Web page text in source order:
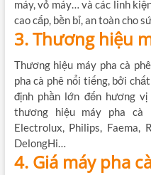
máy, vỏ máy… và các linh
cao cấp, bền bỉ, an toàn cho
3. Thương hiệu
Thương hiệu máy pha cà
pha cà phê nổi tiếng, bởi
định phần lớn đến hương
thương hiệu máy pha cà
Electrolux, Philips, Faema,
DelongHi…
4. Giá máy pha